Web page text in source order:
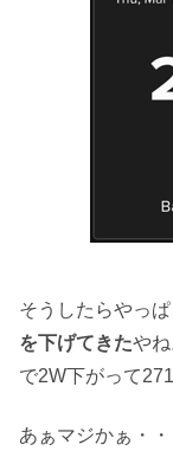
そうしたらやっぱ
を下げてきたや
で2W下がって
あぁマジかぁ・